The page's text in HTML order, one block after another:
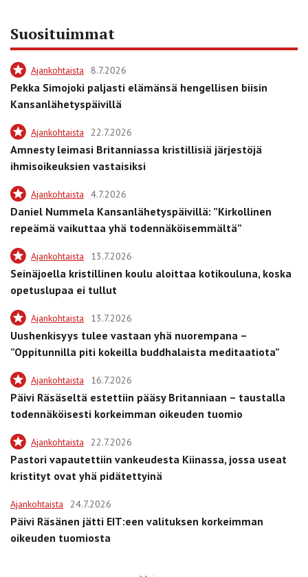
Suosituimmat
Ajankohtaista 8.7.2026
Pekka Simojoki paljasti elämänsä hengellisen biisin
Kansanlähetyspäivillä
Ajankohtaista 22.7.2026
Amnesty leimasi Britanniassa kristillisiä järjestöjä
ihmisoikeuksien vastaisiksi
Ajankohtaista 4.7.2026
Daniel Nummela Kansanlähetyspäivillä: ”Kirkollinen
repeämä vaikuttaa yhä todennäköisemmältä”
Ajankohtaista 13.7.2026
Seinäjoella kristillinen koulu aloittaa kotikouluna, koska
opetuslupaa ei tullut
Ajankohtaista 13.7.2026
Uushenkisyys tulee vastaan yhä nuorempana –
”Oppitunnilla piti kokeilla buddhalaista meditaatiota”
Ajankohtaista 16.7.2026
Päivi Räsäseltä estettiin pääsy Britanniaan – taustalla
todennäköisesti korkeimman oikeuden tuomio
Ajankohtaista 22.7.2026
Pastori vapautettiin vankeudesta Kiinassa, jossa useat
kristityt ovat yhä pidätettyinä
Ajankohtaista 24.7.2026
Päivi Räsänen jätti EIT:een valituksen korkeimman
oikeuden tuomiosta